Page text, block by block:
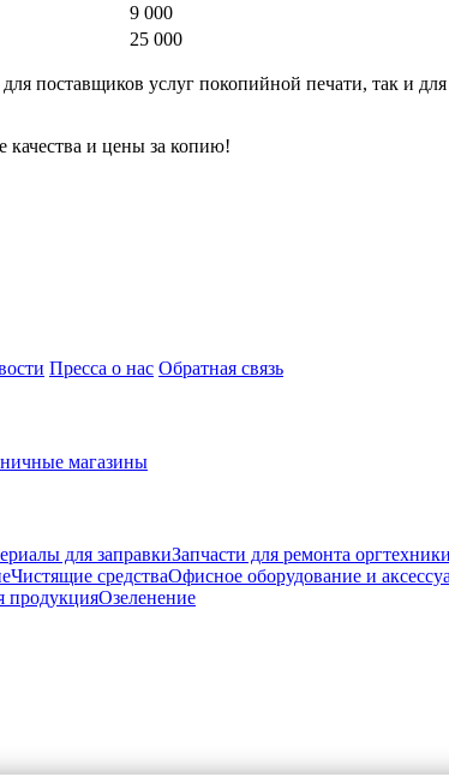
9 000
25 000
поставщиков услуг покопийной печати, так и
качества и цены за копию!
Пресса о нас Обратная связь
магазины
для заправкиЗапчасти для ремонта
Чистящие средстваОфисное оборудование и
продукцияОзеленение